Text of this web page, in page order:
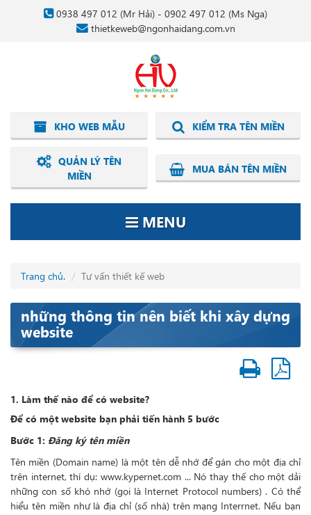
0938 497 012 (Mr Hải) - 0902 497 012 (Ms Nga)
thietkeweb@ngonhaidang.com.vn
KHO WEB MẪU KIỂM TRA TÊN MIỀN
QUẢN LÝ TÊN
MIỀN
MUA BÁN TÊN MIỀN
MENU
Trang chủ. Tư vấn thiết kế web
những thông tin nên biết khi xây dựng
website
1. Làm thế nào để có website?
Để có một website bạn phải tiến hành 5 bước
Bước 1: Đăng ký tên miền
Tên miền (Domain name) là một tên dễ nhớ để gán cho một địa chỉ
trên internet, thí dụ: www.kypernet.com ... Nó thay thế cho một dải
những con số khó nhớ (gọi là Internet Protocol numbers) . Có thể
hiểu tên miền như là địa chỉ (số nhà) trên mạng Interrnet. Nếu bạn